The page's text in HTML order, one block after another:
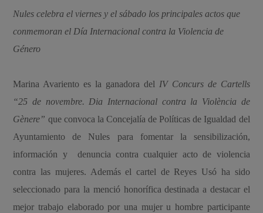
Nules celebra el viernes y el sábado los principales actos que
conmemoran el Día Internacional contra la Violencia de
Género
Marina Avariento es la ganadora del IV Concurs de Cartells
“25 de novembre. Dia Internacional contra la Violència de
Gènere” que convoca la Concejalía de Políticas de Igualdad del
Ayuntamiento de Nules para fomentar la sensibilización,
información y denuncia contra cualquier acto de violencia
contra las mujeres. Además el cartel de Reyes Usó ha sido
seleccionado para la menció honorífica destinada a destacar el
mejor trabajo elaborado por una mujer u hombre participante